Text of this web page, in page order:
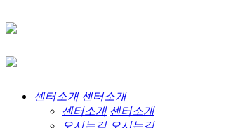
센터소개 센터소개
센터소개 센터소개
오시는길 오시는길